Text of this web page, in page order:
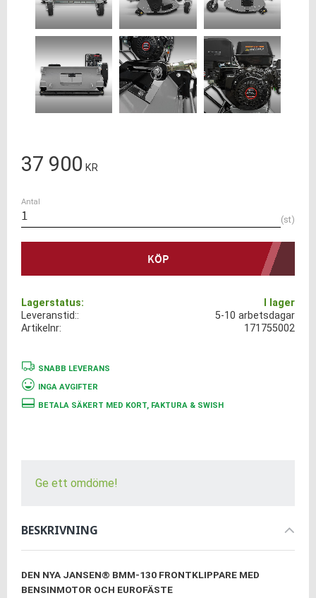
37 900 KR
Antal
st
KÖP
Lagerstatus I lager
Artikelnr 171755002
Leveranstid: 5-10 arbetsdagar
SNABB LEVERANS
INGA AVGIFTER
BETALA SÄKERT MED KORT, FAKTURA & SWISH
Ge ett omdöme!
BESKRIVNING
DEN NYA JANSEN® BMM-130 FRONTKLIPPARE MED
BENSINMOTOR OCH EUROFÄSTE